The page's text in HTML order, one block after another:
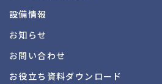
設備情報
お知らせ
お問い合わせ
お役立ち資料ダウンロード